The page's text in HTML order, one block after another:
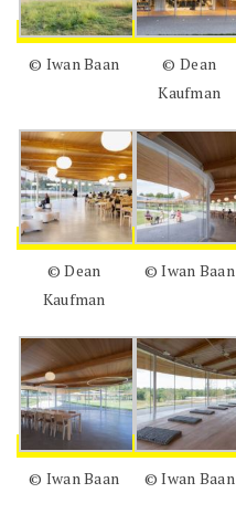
© Iwan Baan
© Dean
Kaufman
© Dean
Kaufman
© Iwan Baan
© Iwan Baan © Iwan Baan